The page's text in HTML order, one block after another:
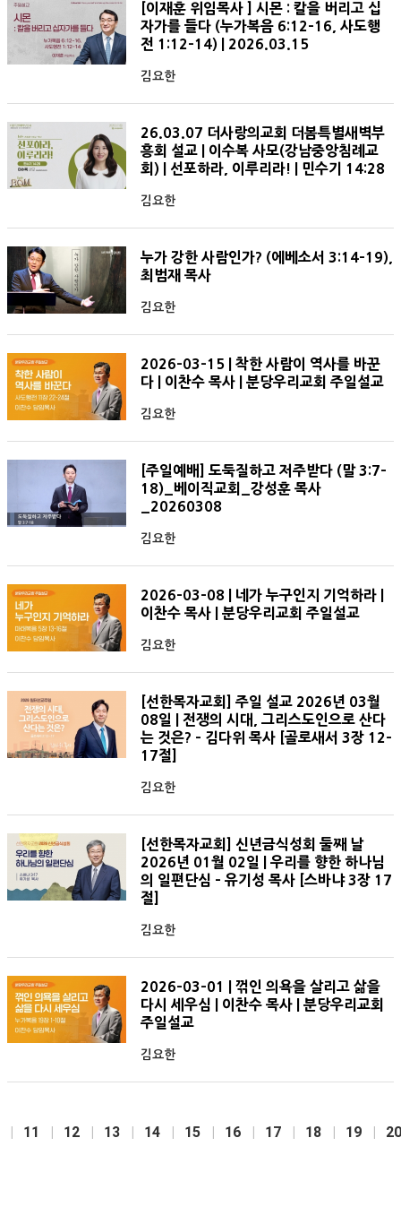
[이재훈 위임목사 ] 시몬 : 칼을 버리고 십
자가를 들다 (누가복음 6:12-16, 사도행
전 1:12-14) | 2026.03.15
김요한
26.03.07 더사랑의교회 더봄특별새벽부
흥회 설교 | 이수복 사모(강남중앙침례교
회) | 선포하라, 이루리라! | 민수기 14:28
김요한
누가 강한 사람인가? (에베소서 3:14-19),
최범재 목사
김요한
2026-03-15 | 착한 사람이 역사를 바꾼
다 | 이찬수 목사 | 분당우리교회 주일설교
김요한
[주일예배] 도둑질하고 저주받다 (말 3:7-
18)_베이직교회_강성훈 목사
_20260308
김요한
2026-03-08 | 네가 누구인지 기억하라 |
이찬수 목사 | 분당우리교회 주일설교
김요한
[선한목자교회] 주일 설교 2026년 03월
08일 | 전쟁의 시대, 그리스도인으로 산다
는 것은? - 김다위 목사 [골로새서 3장 12-
17절]
김요한
[선한목자교회] 신년금식성회 둘째 날
2026년 01월 02일 | 우리를 향한 하나님
의 일편단심 - 유기성 목사 [스바냐 3장 17
절]
김요한
2026-03-01 | 꺾인 의욕을 살리고 삶을
다시 세우심 | 이찬수 목사 | 분당우리교회
주일설교
김요한
11 12 13 14 15 16 17 18 19 20